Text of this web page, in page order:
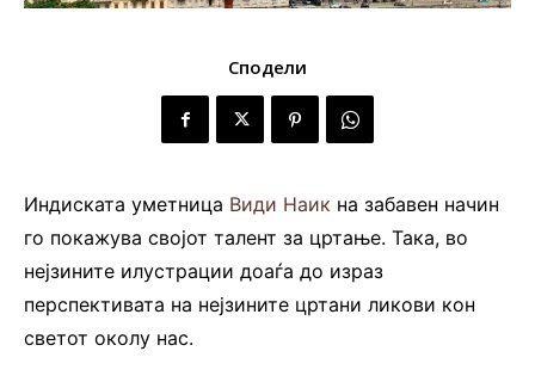
Сподели
Индиската уметница Види Наик на забавен начин
го покажува својот талент за цртање. Така, во
нејзините илустрации доаѓа до израз
перспективата на нејзините цртани ликови кон
светот околу нас.